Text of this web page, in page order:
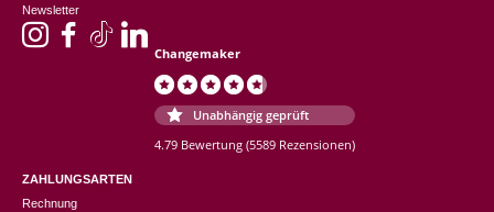
Newsletter
Changemaker
Unabhängig geprüft
4.79 Bewertung (5589 Rezensionen)
ZAHLUNGSARTEN
Rechnung